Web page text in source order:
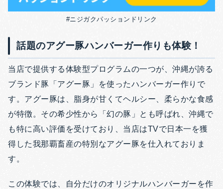
#ニジガクパッションドリンク
話題のアグー豚ハンバーガー作りも体験！
当店で提供する体験型プログラムの一つが、沖縄が誇る
ブランド豚「アグー豚」を使ったハンバーガー作りで
す。アグー豚は、脂身が甘くてヘルシー、柔らかな食感
が特徴。その希少性から「幻の豚」とも呼ばれ、沖縄で
も特に高い評価を受けており、当店はTVで日本一を獲
得した我那覇畜産の特別なアグー豚を仕入れておりま
す。
この体験では、自分だけのオリジナルハンバーガーを作